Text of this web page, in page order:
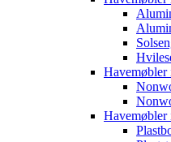
Havemøbler
Havemøbler